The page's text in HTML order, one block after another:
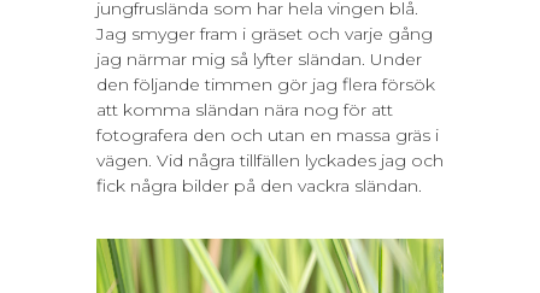
jungfruslända som har hela vingen blå.
Jag smyger fram i gräset och varje gång
jag närmar mig så lyfter sländan. Under
den följande timmen gör jag flera försök
att komma sländan nära nog för att
fotografera den och utan en massa gräs i
vägen. Vid några tillfällen lyckades jag och
fick några bilder på den vackra sländan.